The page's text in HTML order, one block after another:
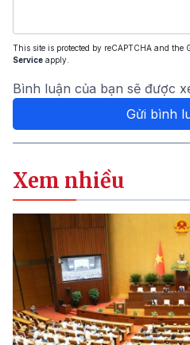
This site is protected by reCAPTCHA and the
Service apply.
Bình luận của bạn sẽ được
Gửi bình
Xem nhiều